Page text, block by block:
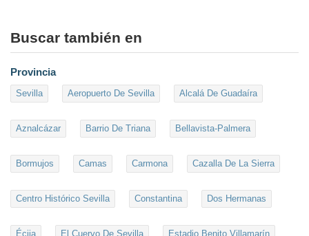
Buscar también en
Provincia
Sevilla Aeropuerto De Sevilla Alcalá De Guadaíra
Aznalcázar Barrio De Triana Bellavista-Palmera
Bormujos Camas Carmona Cazalla De La Sierra
Centro Histórico Sevilla Constantina Dos Hermanas
Écija El Cuervo De Sevilla Estadio Benito Villamarín